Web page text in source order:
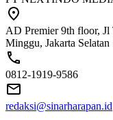
AD Premier 9th floor, Jl
Minggu, Jakarta Selatan
0812-1919-9586
redaksi@sinarharapan.id